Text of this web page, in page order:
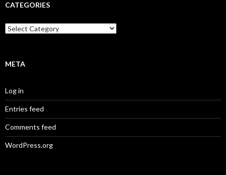
CATEGORIES
Categories
META
Log in
Entries feed
Comments feed
WordPress.org